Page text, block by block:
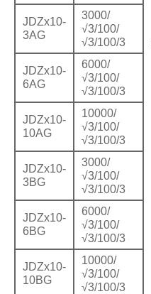
JDZx10-
3AG
3000/
√3/100/
√3/100/3
JDZx10-
6AG
6000/
√3/100/
√3/100/3
JDZx10-
10AG
10000/
√3/100/
√3/100/3
JDZx10-
3BG
3000/
√3/100/
√3/100/3
JDZx10-
6BG
6000/
√3/100/
√3/100/3
JDZx10-
10BG
10000/
√3/100/
√3/100/3